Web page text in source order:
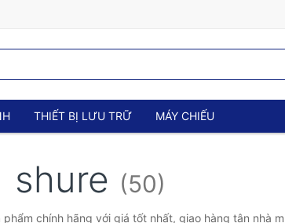
THIẾT BỊ LƯU TRỮ MÁY CHIẾU
shure (50)
phẩm chính hãng với giá tốt nhất, giao hàng tận nhà